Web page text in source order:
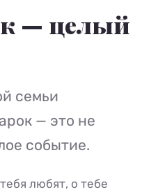
— целый
семьи
— это не
событие.
любят, о тебе